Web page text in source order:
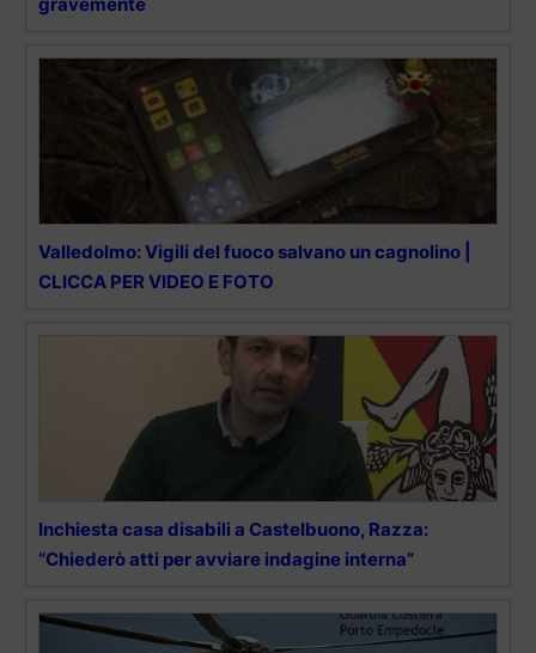
Valledolmo: Vigili del fuoco salvano un cagnolino |
CLICCA PER VIDEO E FOTO
Inchiesta casa disabili a Castelbuono, Razza:
“Chiederò atti per avviare indagine interna”